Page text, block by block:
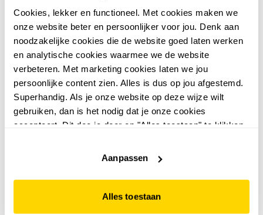
Cookies, lekker en functioneel. Met cookies maken we
onze website beter en persoonlijker voor jou. Denk aan
noodzakelijke cookies die de website goed laten werken
en analytische cookies waarmee we de website
verbeteren. Met marketing cookies laten we jou
persoonlijke content zien. Alles is dus op jou afgestemd.
Superhandig. Als je onze website op deze wijze wilt
gebruiken, dan is het nodig dat je onze cookies
accepteert. Dit doe je door op "Alles toestaan" te klikken.
website niet optimaal functioneert.
Aanpassen
Alles toestaan